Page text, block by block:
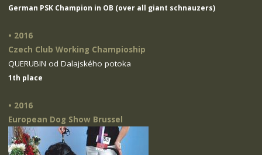
German PSK Champion in OB (over all giant schnauzers)
• 2016
Czech Club Working Champioship
QUERUBIN od Dalajského potoka
1th place
• 2016
European Dog Show Brussel